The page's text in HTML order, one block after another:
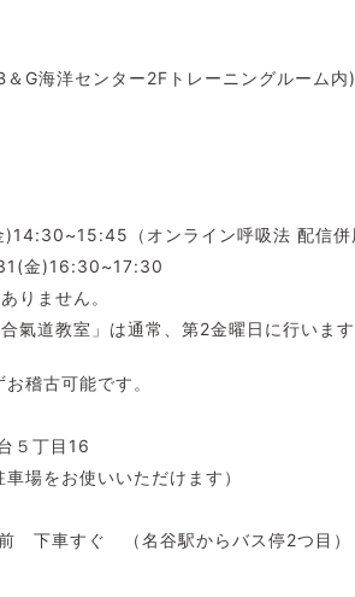
G海洋センター2Fトレーニングルーム内)
（オンライン呼吸法 配信併
金)16:30~17:30
りません。
道教室」は通常、第2金曜日に行いま
稽古可能です。
５丁目16
場をお使いいただけます）
下車すぐ （名谷駅からバス停2つ目）